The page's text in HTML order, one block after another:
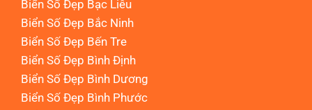
Biển Số Đẹp Bạc Liêu
Biển Số Đẹp Bắc Ninh
Biển Số Đẹp Bến Tre
Biển Số Đẹp Bình Định
Biển Số Đẹp Bình Dương
Biển Số Đẹp Bình Phước